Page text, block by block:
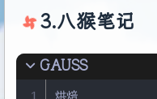
26
28
29
12
14
15
C
shift
ctrl
3.八猴笔记
GAUSS
1
烘焙